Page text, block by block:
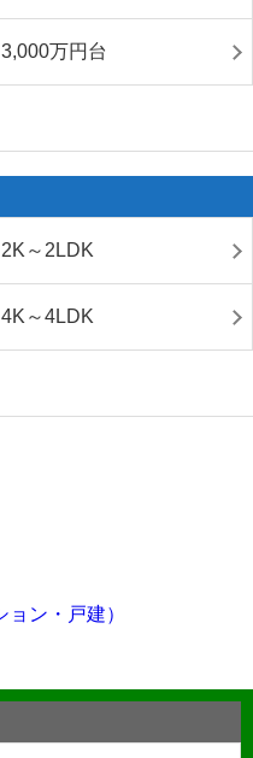
3,000万円台
2K～2LDK
4K～4LDK